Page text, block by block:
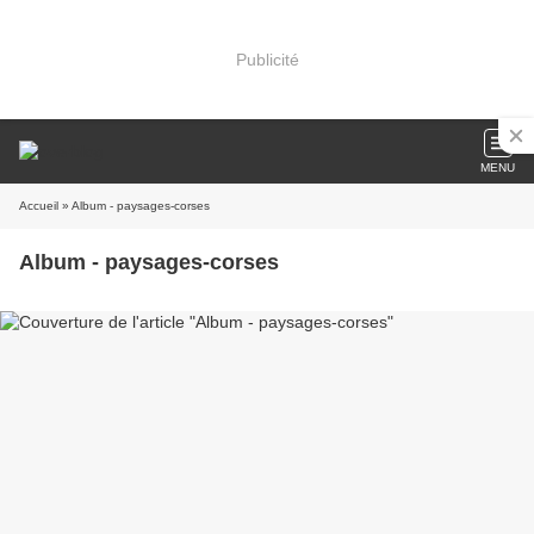
Publicité
MENU
Accueil » Album - paysages-corses
Album - paysages-corses